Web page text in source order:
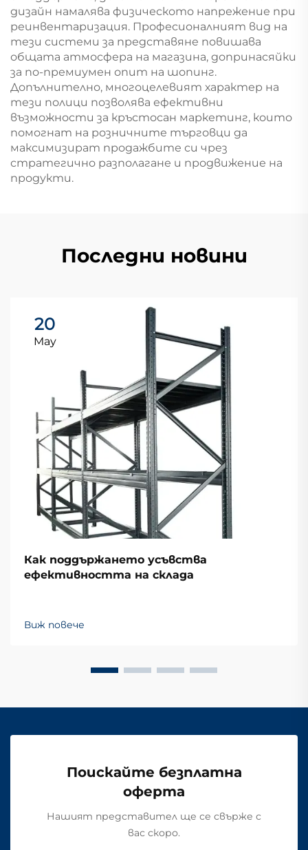
дизайн намалява физическото напрежение при
реинвентаризация. Професионалният вид на
тези системи за представяне повишава
общата атмосфера на магазина, допринасяйки
за по-премиумен опит на шопинг.
Допълнително, многоцелевият характер на
тези полици позволява ефективни
възможности за кръстосан маркетинг, които
помогнат на розничните търговци да
максимизират продажбите си чрез
стратегично разполагане и продвижение на
продукти.
Последни новини
20
May
Как поддържането усъвства
ефективността на склада
Виж повече
Поискайте безплатна
оферта
Нашият представител ще се свърже с
вас скоро.